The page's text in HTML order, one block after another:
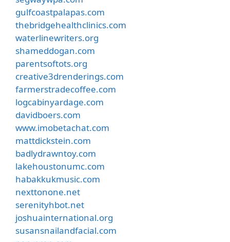
gulfcoastpalapas.com
thebridgehealthclinics.com
waterlinewriters.org
shameddogan.com
parentsoftots.org
creative3drenderings.com
farmerstradecoffee.com
logcabinyardage.com
davidboers.com
www.imobetachat.com
mattdickstein.com
badlydrawntoy.com
lakehoustonumc.com
habakkukmusic.com
nexttonone.net
serenityhbot.net
joshuainternational.org
susansnailandfacial.com